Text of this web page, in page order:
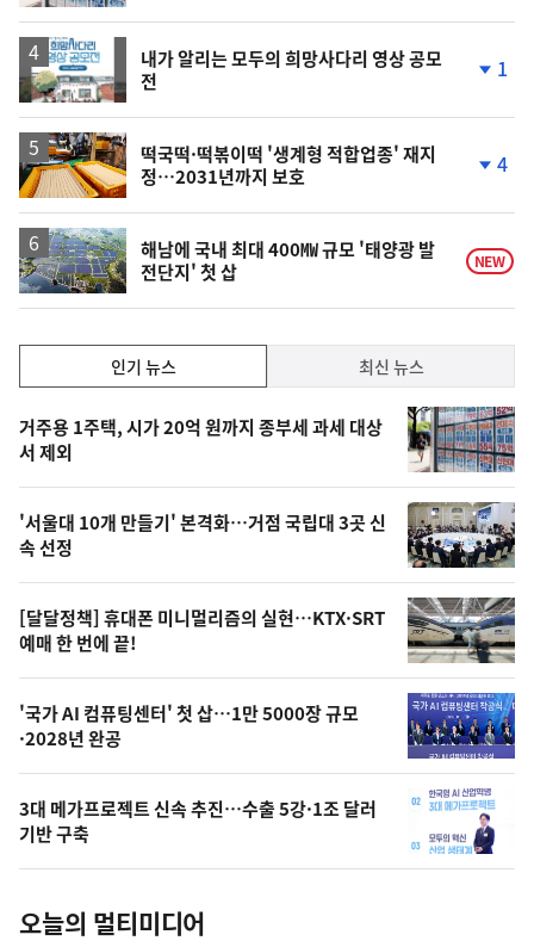
내가 알리는 모두의 희망사다리 영상 공모
전
1
떡국떡·떡볶이떡 '생계형 적합업종' 재지
정…2031년까지 보호
락
4
해남에 국내 최대 400㎿ 규모 '태양광 발
전단지' 첫 삽
NEW
기,
최
신,
오
늘
의
영
상
오
늘
의
사
진
인기 뉴스 최신 뉴스
기
뉴
스
거주용 1주택, 시가 20억 원까지 종부세 과세 대상
서 제외
'서울대 10개 만들기' 본격화…거점 국립대 3곳 신
속 선정
[달달정책] 휴대폰 미니멀리즘의 실현…KTX·SRT
예매 한 번에 끝!
'국가 AI 컴퓨팅센터' 첫 삽…1만 5000장 규모
·2028년 완공
3대 메가프로젝트 신속 추진…수출 5강·1조 달러
기반 구축
오늘의 멀티미디어